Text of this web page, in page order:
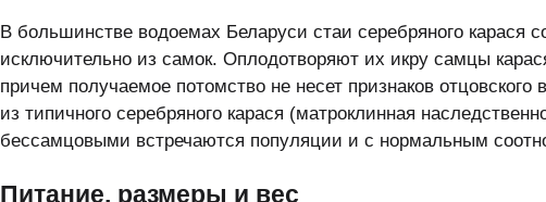
В большинстве водоемах Беларуси стаи серебряного карася
исключительно из самок. Оплодотворяют их икру самцы
причем получаемое потомство не несет признаков отцовского
из типичного серебряного карася (матроклинная
бессамцовыми встречаются популяции и с нормальным
Питание, размеры и вес